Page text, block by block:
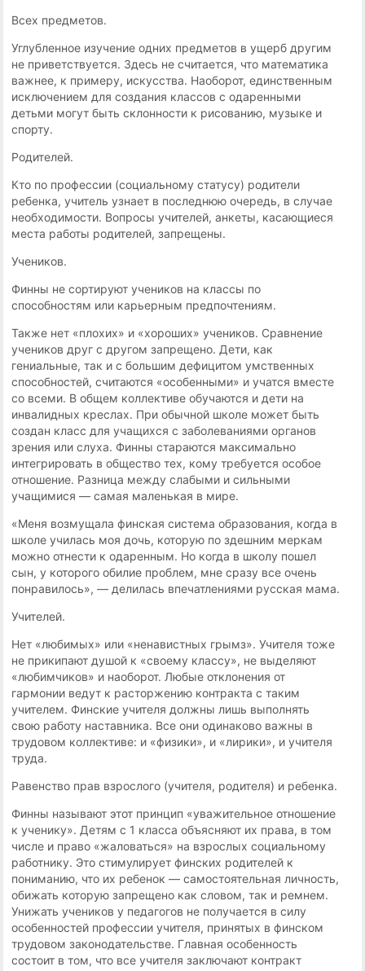
Всех предметов.
Углубленное изучение одних предметов в ущерб другим
не приветствуется. Здесь не считается, что математика
важнее, к примеру, искусства. Наоборот, единственным
исключением для создания классов с одаренными
детьми могут быть склонности к рисованию, музыке и
спорту.
Родителей.
Кто по профессии (социальному статусу) родители
ребенка, учитель узнает в последнюю очередь, в случае
необходимости. Вопросы учителей, анкеты, касающиеся
места работы родителей, запрещены.
Учеников.
Финны не сортируют учеников на классы по
способностям или карьерным предпочтениям.
Также нет «плохих» и «хороших» учеников. Сравнение
учеников друг с другом запрещено. Дети, как
гениальные, так и с большим дефицитом умственных
способностей, считаются «особенными» и учатся вместе
со всеми. В общем коллективе обучаются и дети на
инвалидных креслах. При обычной школе может быть
создан класс для учащихся с заболеваниями органов
зрения или слуха. Финны стараются максимально
интегрировать в общество тех, кому требуется особое
отношение. Разница между слабыми и сильными
учащимися — самая маленькая в мире.
«Меня возмущала финская система образования, когда в
школе училась моя дочь, которую по здешним меркам
можно отнести к одаренным. Но когда в школу пошел
сын, у которого обилие проблем, мне сразу все очень
понравилось», — делилась впечатлениями русская мама.
Учителей.
Нет «любимых» или «ненавистных грымз». Учителя тоже
не прикипают душой к «своему классу», не выделяют
«любимчиков» и наоборот. Любые отклонения от
гармонии ведут к расторжению контракта с таким
учителем. Финские учителя должны лишь выполнять
свою работу наставника. Все они одинаково важны в
трудовом коллективе: и «физики», и «лирики», и учителя
труда.
Равенство прав взрослого (учителя, родителя) и ребенка.
Финны называют этот принцип «уважительное отношение
к ученику». Детям с 1 класса объясняют их права, в том
числе и право «жаловаться» на взрослых социальному
работнику. Это стимулирует финских родителей к
пониманию, что их ребенок — самостоятельная личность,
обижать которую запрещено как словом, так и ремнем.
Унижать учеников у педагогов не получается в силу
особенностей профессии учителя, принятых в финском
трудовом законодательстве. Главная особенность
состоит в том, что все учителя заключают контракт